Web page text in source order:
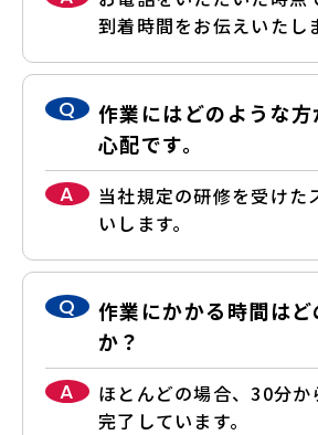
到着時間をお伝えいたし
Q
作業にはどのような
心配です。
A
当社規定の研修を受けた
いします。
Q
作業にかかる時間は
か？
A
ほとんどの場合、30分か
完了しています。